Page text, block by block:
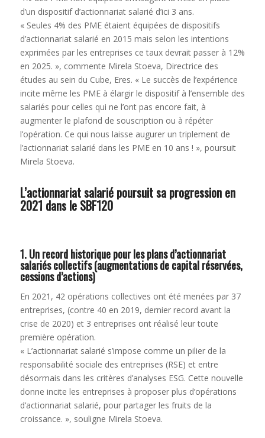
d’un dispositif d’actionnariat salarié d’ici 3 ans.
« Seules 4% des PME étaient équipées de dispositifs
d’actionnariat salarié en 2015 mais selon les intentions
exprimées par les entreprises ce taux devrait passer à 12%
en 2025. », commente Mirela Stoeva, Directrice des
études au sein du Cube, Eres. « Le succès de l’expérience
incite même les PME à élargir le dispositif à l’ensemble des
salariés pour celles qui ne l’ont pas encore fait, à
augmenter le plafond de souscription ou à répéter
l’opération. Ce qui nous laisse augurer un triplement de
l’actionnariat salarié dans les PME en 10 ans ! », poursuit
Mirela Stoeva.
L’actionnariat salarié poursuit sa progression en
2021 dans le SBF120
1. Un record historique pour les plans d’actionnariat
salariés collectifs (augmentations de capital réservées,
cessions d’actions)
En 2021, 42 opérations collectives ont été menées par 37
entreprises, (contre 40 en 2019, dernier record avant la
crise de 2020) et 3 entreprises ont réalisé leur toute
première opération.
« L’actionnariat salarié s’impose comme un pilier de la
responsabilité sociale des entreprises (RSE) et entre
désormais dans les critères d’analyses ESG. Cette nouvelle
donne incite les entreprises à proposer plus d’opérations
d’actionnariat salarié, pour partager les fruits de la
croissance. », souligne Mirela Stoeva.